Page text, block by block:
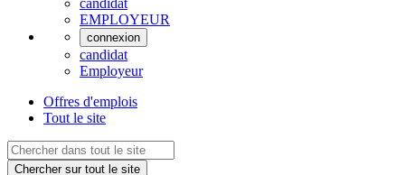
candidat
EMPLOYEUR
connexion
candidat
Employeur
Offres d'emplois
Tout le site